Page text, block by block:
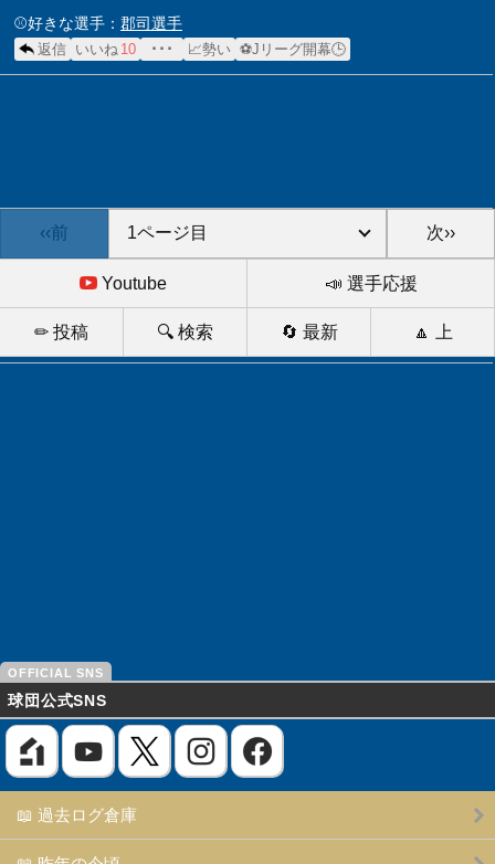
⚾️好きな選手： 郡司選手
返信 いいね 10 ･･･ 📈勢い ⚽Jリーグ開幕🕒
‹‹前 次››
Youtube 📣 選手応援
✏ 投稿 🔍 検索 🔄 最新 🔼 上
球団公式SNS
📖 過去ログ倉庫